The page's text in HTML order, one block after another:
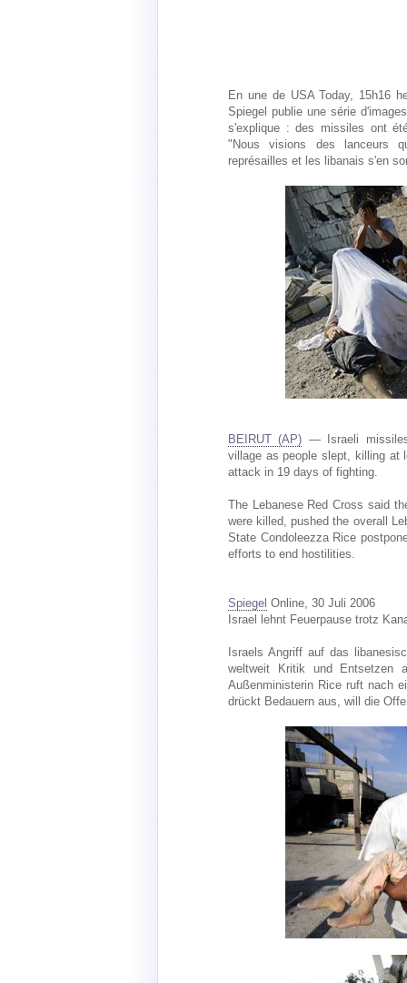
En une de USA Today, 15h16
Spiegel publie une série
s'explique : des missiles ont
"Nous visions des lanceurs
représailles et les libanais s'en
BEIRUT (AP) — Israeli
village as people slept, killing at
attack in 19 days of fighting.
The Lebanese Red Cross said
were killed, pushed the overall
State Condoleezza Rice
efforts to end hostilities.
Spiegel Online, 30 Juli 2006
Israel lehnt Feuerpause trotz
Israels Angriff auf das
weltweit Kritik und Entsetzen
Außenministerin Rice ruft nach
drückt Bedauern aus, will die